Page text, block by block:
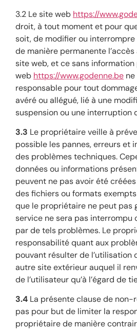
3.2 Le site web https://
droit, à tout moment et pour
soit, de modifier ou
de manière permanente
site web, et ce sans
web https://www.godenne.be
responsable pour tout
avéré ou allégué, lié à une
suspension ou une interruption
3.3 Le propriétaire veille à
possible les pannes, erreurs et
des problèmes techniques.
données ou informations
peuvent ne pas avoir été
des fichiers ou formats
que le propriétaire ne peut pas
service ne sera pas interrompu
par de tels problèmes. Le
responsabilité quant aux
pouvant résulter de l’utilisation
autre site extérieur auquel il
de l’utilisateur qu’à l’égard de
3.4 La présente clause de non-
pas pour but de limiter la
propriétaire de manière